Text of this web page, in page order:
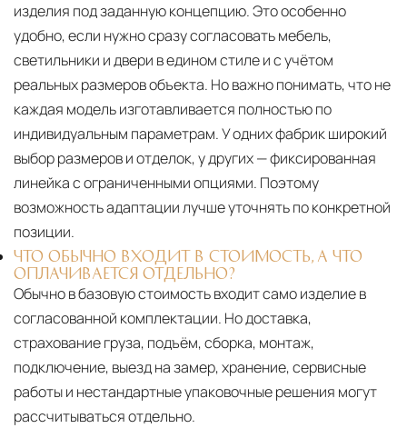
изделия под заданную концепцию. Это особенно
удобно, если нужно сразу согласовать мебель,
светильники и двери в едином стиле и с учётом
реальных размеров объекта. Но важно понимать, что не
каждая модель изготавливается полностью по
индивидуальным параметрам. У одних фабрик широкий
выбор размеров и отделок, у других — фиксированная
линейка с ограниченными опциями. Поэтому
возможность адаптации лучше уточнять по конкретной
позиции.
ЧТО ОБЫЧНО ВХОДИТ В СТОИМОСТЬ, А ЧТО
ОПЛАЧИВАЕТСЯ ОТДЕЛЬНО?
Обычно в базовую стоимость входит само изделие в
согласованной комплектации. Но доставка,
страхование груза, подъём, сборка, монтаж,
подключение, выезд на замер, хранение, сервисные
работы и нестандартные упаковочные решения могут
рассчитываться отдельно.